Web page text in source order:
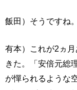
飯田）そうですね。
有本）これが2ヵ
きた。「安倍元総
が憚られるような